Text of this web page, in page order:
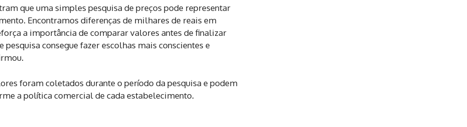
que uma simples pesquisa de preços pode representar
Encontramos diferenças de milhares de reais em
a importância de comparar valores antes de finalizar
consegue fazer escolhas mais conscientes e
foram coletados durante o período da pesquisa e podem
a política comercial de cada estabelecimento.